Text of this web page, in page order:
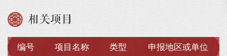
相关项目
编号 项目名称 类型 申报地区或单位